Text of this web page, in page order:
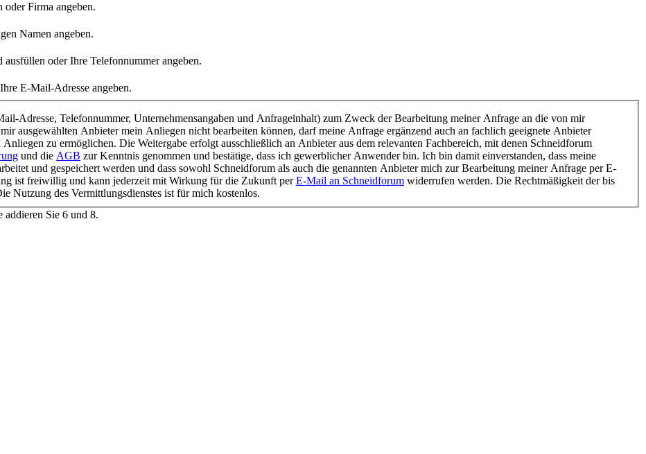
Firma angeben.
Namen angeben.
oder Ihre Telefonnummer angeben.
E-Mail-Adresse angeben.
Adresse, Telefonnummer, Unternehmensangaben und Anfrageinhalt) zum Zweck der Bearbeitung meiner Anfrage an die von mir
ausgewählten Anbieter mein Anliegen nicht bearbeiten können, darf meine Anfrage ergänzend auch an fachlich geeignete Anbieter
zu ermöglichen. Die Weitergabe erfolgt ausschließlich an Anbieter aus dem relevanten Fachbereich, mit denen Schneidforum
und die AGB zur Kenntnis genommen und bestätige, dass ich gewerblicher Anwender bin. Ich bin damit einverstanden, dass meine
und gespeichert werden und dass sowohl Schneidforum als auch die genannten Anbieter mich zur Bearbeitung meiner Anfrage per E-
ist freiwillig und kann jederzeit mit Wirkung für die Zukunft perE-Mail an Schneidforum widerrufen werden. Die Rechtmäßigkeit der bis
Nutzung des Vermittlungsdienstes ist für mich kostenlos.
addieren Sie 6 und 8.